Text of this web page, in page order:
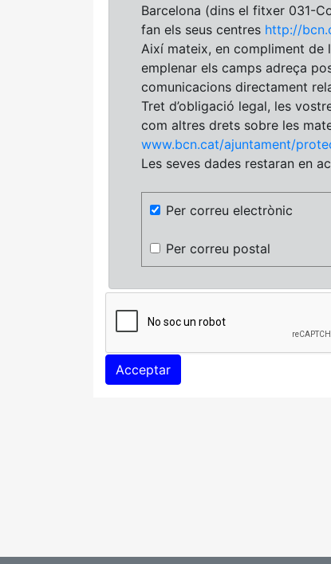
Barcelona (dins el fitxer 031-
fan els seus centres http://
Així mateix, en compliment de
emplenar els camps adreça
comunicacions directament
Tret d’obligació legal, les
com altres drets sobre les
www.bcn.cat/ajuntament/
Les seves dades restaran en
Per correu electrònic
Per correu postal